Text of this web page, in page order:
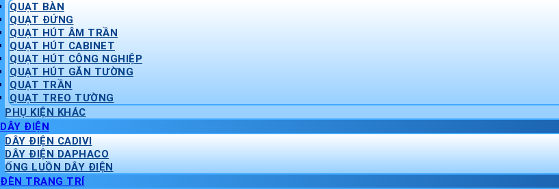
QUẠT BÀN
QUẠT ĐỨNG
QUẠT HÚT ÂM TRẦN
QUẠT HÚT CABINET
QUẠT HÚT CÔNG NGHIỆP
QUẠT HÚT GẮN TƯỜNG
QUẠT TRẦN
QUẠT TREO TƯỜNG
PHỤ KIỆN KHÁC
DÂY ĐIỆN
DÂY ĐIỆN CADIVI
DÂY ĐIỆN DAPHACO
ỐNG LUỒN DÂY ĐIỆN
ĐÈN TRANG TRÍ